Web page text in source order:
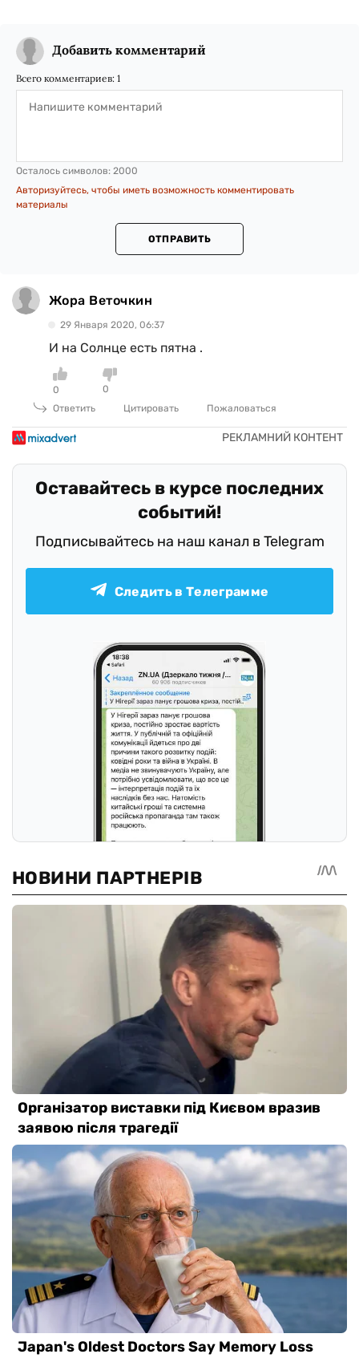
Добавить комментарий
Всего комментариев: 1
Осталось символов: 2000
Авторизуйтесь, чтобы иметь возможность комментировать
материалы
ОТПРАВИТЬ
Жора Веточкин
29 Января 2020, 06:37
И на Солнце есть пятна .
0
0
Ответить
Цитировать Пожаловаться
Оставайтесь в курсе последних
событий!
Подписывайтесь на наш канал в Telegram
Следить в Телеграмме